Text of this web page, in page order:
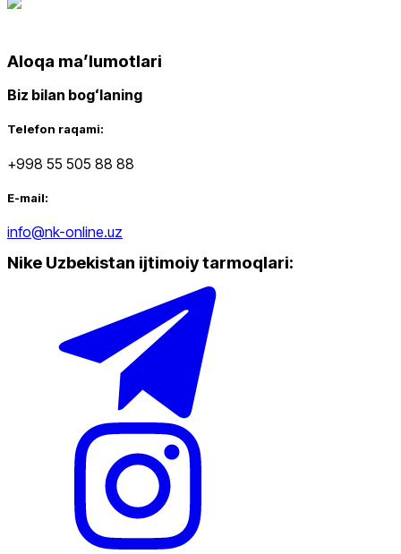
Aloqa maʼlumotlari
Biz bilan bogʻlaning
Telefon raqami:
+998 55 505 88 88
E-mail:
info@nk-online.uz
Nike Uzbekistan ijtimoiy tarmoqlari: